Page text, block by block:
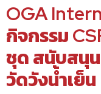
OGA
กิจกรรม
ชุด สนับสนุน
วัดวังน้ำเย็น